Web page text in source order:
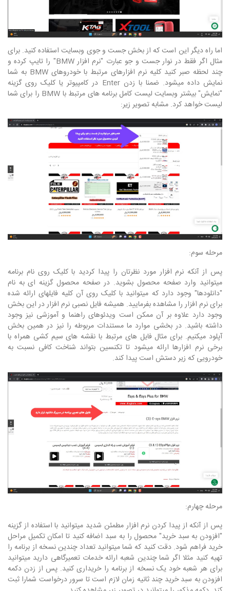
اما راه دیگر این است که از بخش جست و جوی وبسایت استفاده کنید. برای
مثال اگر فقط در نوار جست و جو عبارت "نرم افزار BMW" را تایپ کرده و
چند لحظه صبر کنید کلیه نرم افزارهای مرتبط با خودروهای BMW به شما
نمایش داده میشود. ضمنا با زدن Enter در کامپیوتر یا کلیک روی گزینه
"نمایش" بیشتر وبسایت لیست کامل برنامه های مرتبط با BMW را برای شما
لیست خواهد کرد. مشابه تصویر زیر:
مرحله سوم:
پس از آنکه نرم افزار مورد نظرتان را پیدا کردید با کلیک روی نام برنامه
میتوانید وارد صفحه محصول بشوید. در صفحه محصول گزینه ای به نام
"دانلودها" وجود دارد که میتوانید با کلیک روی آن کلیه فایلهای ارائه شده
برای نرم افزار را مشاهده بفرمایید. همیشه فایل نصبی نرم افزار در این بخش
وجود دارد علاوه بر آن ممکن است ویدئوهای راهنما و آموزشی نیز وجود
داشته باشید. در بخشی موارد ما مستندات مربوطه را نیز در همین بخش
آپلود میکنیم. برای مثال فایل های مرتبط با نقشه های سیم کشی همراه با
برخی نرم افزارها ارائه میشود تا تکنسین بتواند شناخت کافی نسبت به
خودرویی که زیر دستش است پیدا کند.
مرحله چهارم:
پس از آنکه از پیدا کردن نرم افزار مطمئن شدید میتوانید با استفاده از گزینه
"افزودن به سبد خرید" محصول را به سبد اضافه کنید تا امکان تکمیل مراحل
خرید فراهم شود. دقت کنید که شما میتوانید تعداد چندین نسخه از برنامه را
تهیه کنید مثلا اگر شما چندین شعبه ارائه خدمات تعمیرگاهی دارید میتوانید
برای هر شعبه خود یک نسخه از برنامه را خریداری کنید. پس از زدن دکمه
افزودن به سبد خرید چند ثانیه زمان لازم است تا سرور درخواست شمارا ثبت